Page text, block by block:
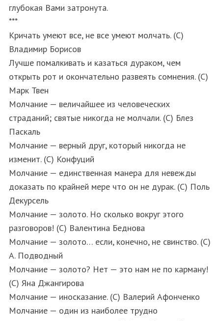
глубокая Вами затронута.
***
Кричать умеют все, не все умеют молчать. (С)
Владимир Борисов
Лучше помалкивать и казаться дураком, чем
открыть рот и окончательно развеять сомнения. (С)
Марк Твен
Молчание — величайшее из человеческих
страданий; святые никогда не молчали. (С) Блез
Паскаль
Молчание — верный друг, который никогда не
изменит. (С) Конфуций
Молчание — единственная манера для невежды
доказать по крайней мере что он не дурак. (С) Поль
Декурсель
Молчание — золото. Но сколько вокруг этого
разговоров! (С) Валентина Беднова
Молчание — золото… если, конечно, не свинство. (С)
А. Подводный
Молчание — золото? Нет — это нам не по карману!
(С) Яна Джангирова
Молчание — иносказание. (С) Валерий Афонченко
Молчание — один из наиболее трудно